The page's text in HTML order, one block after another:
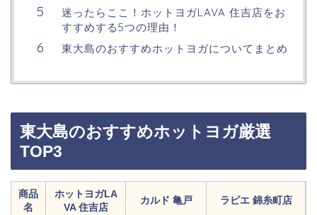
迷ったらここ！ホットヨガLAVA 住吉店をお
すすめする5つの理由！
東大島のおすすめホットヨガについてまとめ
東大島のおすすめホットヨガ厳選
TOP3
商品
名
ホットヨガLA
VA 住吉店
カルド 亀戸 ラピエ 錦糸町店